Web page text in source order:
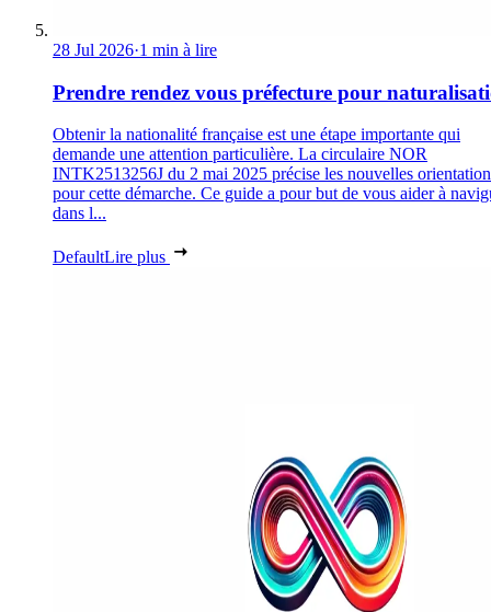
28 Jul 2026·1 min à lire
Prendre rendez vous préfecture pour
Obtenir la nationalité française est une étape importante qui
demande une attention particulière. La circulaire NOR
INTK2513256J du 2 mai 2025 précise les nouvelles
pour cette démarche. Ce guide a pour but de vous aider à
dans l...
DefaultLire plus